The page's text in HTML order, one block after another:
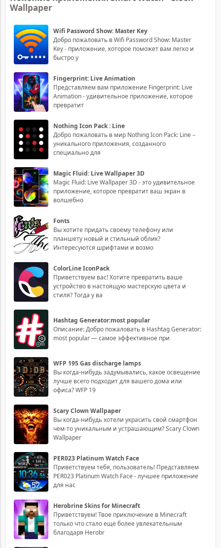
Wallpaper
Wifi Password Show: Master Key
Добро пожаловать в Wifi Password Show: Master
Key - приложение, которое поможет вам легко и
быстро у
Fingerprint: Live Animation
Представляем вам приложение Fingerprint: Live
Animation - удивительное приложение, которое
превратит
Nothing Icon Pack : Line
Добро пожаловать в мир Nothing Icon Pack: Line –
уникального приложения, созданного
специально для
Magic Fluid: Live Wallpaper 3D
Magic Fluid: Live Wallpaper 3D - это удивительное
приложение, которое превратит ваш экран в
волшебно
Fonts
Вы хотите придать своему телефону или
планшету новый и стильный облик?
Интересуются шрифтами и возмо
ColorLine IconPack
Приветствуем вас! Хотите превратить ваше
устройство в настоящую мастерскую цвета и
стиля? Тогда у ва
Hashtag Generator:most popular
Описание: Добро пожаловать в Hashtag Generator:
most popular — самое эффективное при
WFP 195 Gas discharge lamps
Вы когда-нибудь задумывались, какое освещение
лучше всего подходит для вашего дома или
офиса? WFP 19
Scary Clown Wallpaper
Вы когда-нибудь хотели украсить свой смартфон
чем-то уникальным и устрашающим? Scary Clown
Wallpaper
PER023 Platinum Watch Face
Приветствуем тебя, пользователь! Представляем
PER023 Platinum Watch Face - лучшее приложение
для нас
Herobrine Skins for Minecraft
Приветствуем! Твое приключение в Minecraft
только что стало еще более увлекательным
благодаря Herobr